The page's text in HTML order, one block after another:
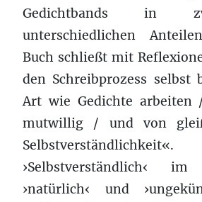
Gedichtbands in
unterschiedlichen
Buch schließt mit
den Schreibprozess selbst
Art wie Gedichte
mutwillig / und von
Selbstverständlichkeit«.
›Selbstverständlich‹
›natürlich‹ und